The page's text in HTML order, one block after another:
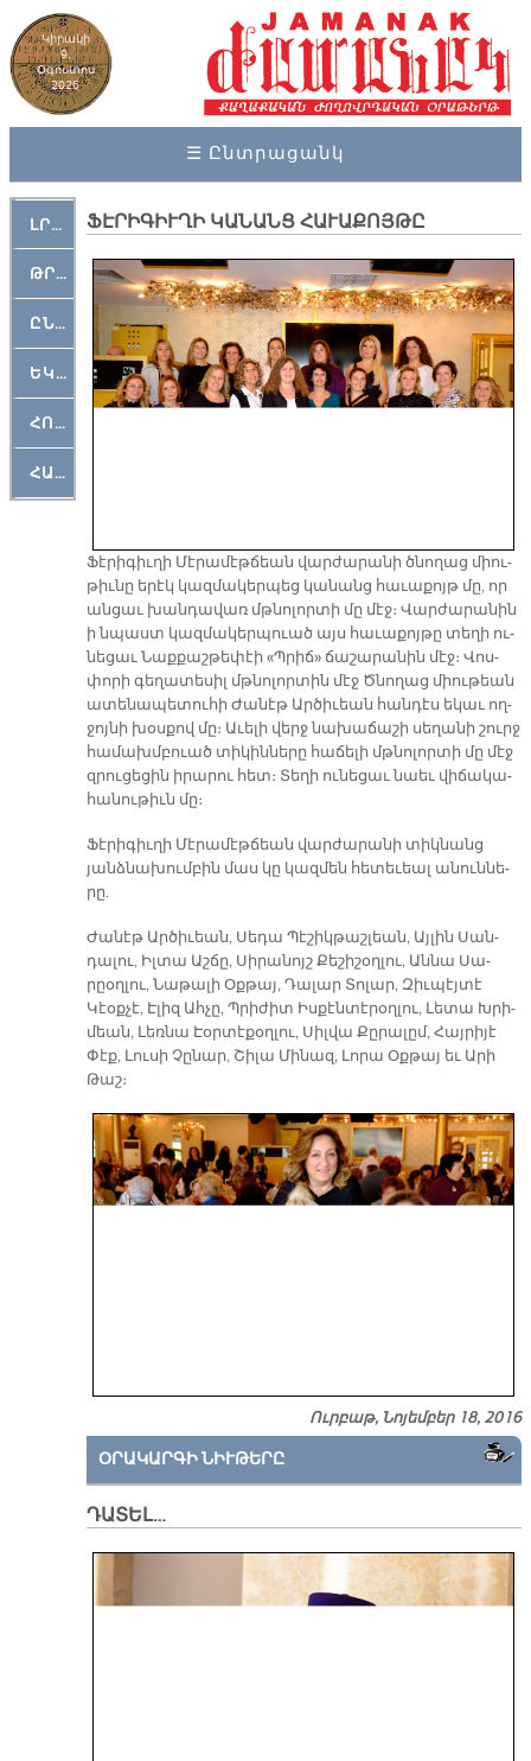
Կիրակի
9,
Օգոստոս
2026
☰ Ընտրացանկ
ԼՐԱՀՈՍ
ԹՐՔԱՀԱՅ ԿԵԱՆՔ
ԸՆԿԵՐԱՄՇԱԿՈՒԹԱՅԻՆ
ԵԿԵՂԵՑԱԿԱՆ
ՀՈԳԵՄՏԱՒՈՐ
ՀԱՐԹԱԿ
ՖԷՐԻԳԻՒՂԻ ԿԱՆԱՆՑ ՀԱՒԱՔՈՅԹԸ
Ֆէ­րի­գիւ­ղի Մէ­րա­մէթ­ճեան վար­ժա­րա­նի ծնո­ղաց միու­
թիւ­նը ե­րէկ կազ­մա­կեր­պեց կա­նանց հա­ւա­քոյթ մը, որ
ան­ցաւ խան­դա­վառ մթնո­լոր­տի մը մէջ։ Վար­ժա­րա­նին
ի նպաստ կազ­մա­կեր­պուած այս հա­ւա­քոյ­թը տե­ղի ու­
նե­ցաւ Նաք­քաշ­թե­փէի «Պրիճ» ճա­շա­րա­նին մէջ։ Վոս­
փո­րի գե­ղա­տե­սիլ մթնո­լոր­տին մէջ Ծնո­ղաց միու­թեան
ա­տե­նա­պե­տու­հի Ժա­նէթ Ար­ծի­ւեան հան­դէս ե­կաւ ող­
ջոյ­նի խօս­քով մը։ Ա­ւե­լի վերջ նա­խա­ճա­շի սե­ղա­նի շուրջ
հա­մախմ­բուած տի­կին­նե­րը հա­ճե­լի մթնո­լոր­տի մը մէջ
զրու­ցե­ցին ի­րա­րու հետ։ Տե­ղի ու­նե­ցաւ նաեւ վի­ճա­կա­
հա­նու­թիւն մը։
Ֆէ­րի­գիւ­ղի Մէ­րա­մէթ­ճեան վար­ժա­րա­նի տիկ­նանց
յանձ­նա­խում­բին մաս կը կազ­մեն հե­տե­ւեալ ա­նուն­նե­
րը.
Ժա­նէթ Ար­ծի­ւեան, Սե­դա Պէ­շիկ­թաշ­լեան, Այ­լին Սան­
դա­լու, Իլ­տա Աշ­ճը, Սի­րա­նոյշ Քե­շի­շօղ­լու, Ան­նա Սա­
րըօղ­լու, Նա­թա­լի Օք­թայ, Դա­լար Տո­լար, Զիւ­պէյ­տէ
Կէօք­չէ, Է­լիզ Ահ­չը, Պրի­ժիտ Իս­քէն­տէ­րօղ­լու, Լե­տա Խրի­
մեան, Լեռ­նա Էօր­տէ­քօղ­լու, Սիլ­վա Քը­րա­լըմ, Հայ­րի­յէ
Փէք, Լու­սի Չը­նար, Շի­լա Մի­նազ, Լո­րա Օք­թայ եւ Ա­րի
Թա­շ։
Ուրբաթ, Նոյեմբեր 18, 2016
ՕՐԱԿԱՐԳԻ ՆԻՒԹԵՐԸ
ԴԱՏԵԼ…